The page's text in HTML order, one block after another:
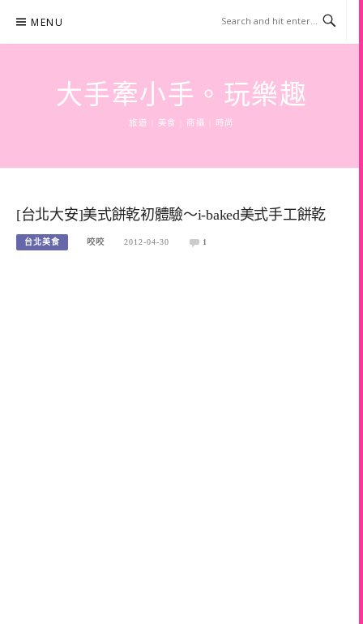
content
MENU
大手牽小手。玩樂趣
旅遊 | 美食 | 商攝 | 時尚
[台北大安]美式餅乾初體驗～i-baked美式手工餅乾
台北美食 咬咬 2012-04-30 1